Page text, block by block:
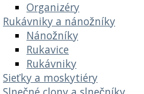
Organizéry
Rukávniky a nánožníky
Nánožníky
Rukavice
Rukávniky
Sieťky a moskytiéry